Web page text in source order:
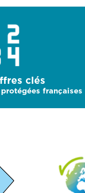
clés
françaises